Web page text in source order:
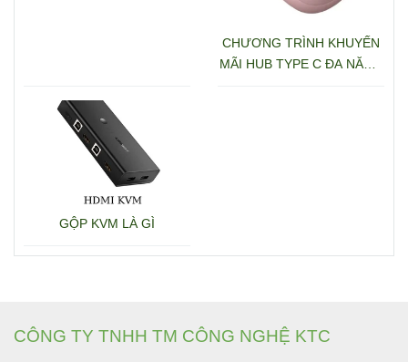
CHƯƠNG TRÌNH KHUYẾN
MÃI HUB TYPE C ĐA NĂNG
GỘP KVM LÀ GÌ
CÔNG TY TNHH TM CÔNG NGHỆ KTC